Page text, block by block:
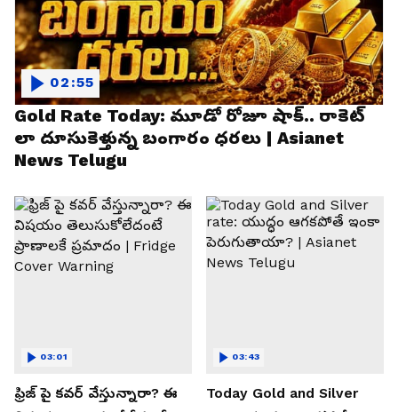
Gold Rate Today: మూడో రోజూ షాక్.. రాకెట్
లా దూసుకెళ్తున్న బంగారం ధరలు | Asianet
News Telugu
02:55
ఫ్రిజ్ పై కవర్ వేస్తున్నారా? ఈ
03:01
Today Gold and Silver
03:43